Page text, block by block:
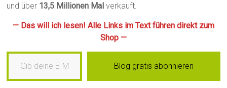
und über 13,5 Millionen Malverkauft.
— Das will ich lesen! Alle Links im Text führen direkt zum
Shop —
Gib deine E-Mail-Adresse ein …
Blog gratis abonnieren